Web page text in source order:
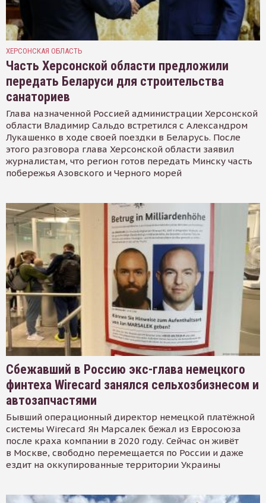
ХЕРСОНСКАЯ ОБЛАСТЬ
Часть Херсонской области предложили
передать Беларуси для строительства
санаториев
Глава назначенной Россией администрации Херсонской
области Владимир Сальдо встретился с Александром
Лукашенко в ходе своей поездки в Беларусь. После
этого разговора глава Херсонской области заявил
журналистам, что регион готов передать Минску часть
побережья Азовского и Черного морей
Сбежавший в Россию экс-глава немецкого
финтеха Wirecard занялся сельхозбизнесом и
автозапчастями
Бывший операционный директор немецкой платёжной
системы Wirecard Ян Марсалек бежал из Евросоюза
после краха компании в 2020 году. Сейчас он живёт
в Москве, свободно перемещается по России и даже
ездит на оккупированные территории Украины